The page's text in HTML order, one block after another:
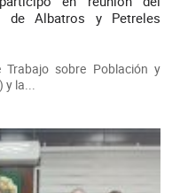
de Albatros y Petreles
sobre Población y
y la...